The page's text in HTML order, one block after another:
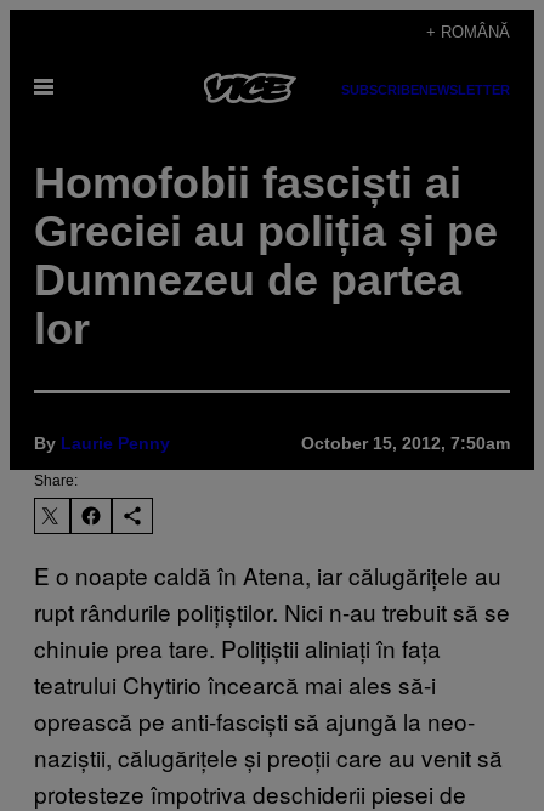
content
+ ROMÂNĂ
Open
SUBSCRIBENEWSLETTER
Homofobii fasciști ai
Greciei au poliția și pe
Dumnezeu de partea
lor
By Laurie Penny October 15, 2012, 7:50am
Share:
E o noapte caldă în Atena, iar călugărițele au
rupt rândurile polițiștilor. Nici n-au trebuit să se
chinuie prea tare. Polițiștii aliniați în fața
teatrului Chytirio încearcă mai ales să-i
oprească pe anti-fasciști să ajungă la neo-
naziștii, călugărițele și preoții care au venit să
protesteze împotriva deschiderii piesei de